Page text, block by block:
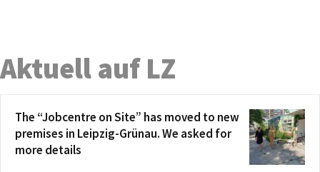
Aktuell auf LZ
The “Jobcentre on Site” has moved to new
premises in Leipzig-Grünau. We asked for
more details